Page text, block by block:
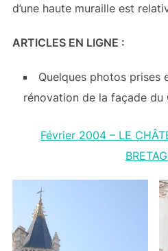
d’une haute muraille est
ARTICLES EN LIGNE :
Quelques photos prises
rénovation de la façade du
Février 2004 – LE